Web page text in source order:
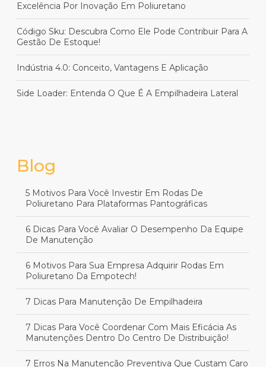
Excelência Por Inovação Em Poliuretano
Código Sku: Descubra Como Ele Pode Contribuir Para A
Gestão De Estoque!
Indústria 4.0: Conceito, Vantagens E Aplicação
Side Loader: Entenda O Que É A Empilhadeira Lateral
Blog
5 Motivos Para Você Investir Em Rodas De
Poliuretano Para Plataformas Pantográficas
6 Dicas Para Você Avaliar O Desempenho Da Equipe
De Manutenção
6 Motivos Para Sua Empresa Adquirir Rodas Em
Poliuretano Da Empotech!
7 Dicas Para Manutenção De Empilhadeira
7 Dicas Para Você Coordenar Com Mais Eficácia As
Manutenções Dentro Do Centro De Distribuição!
7 Erros Na Manutenção Preventiva Que Custam Caro